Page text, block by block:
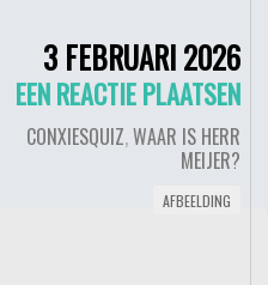
3 FEBRUARI 2026
EEN REACTIE PLAATSEN
CONXIESQUIZ,WAAR IS HERR
MEIJER?
AFBEELDING